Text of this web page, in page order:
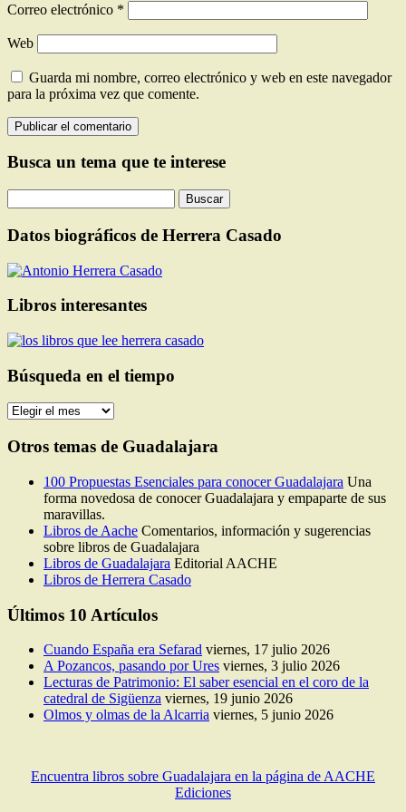
Correo electrónico *
Web
Guarda mi nombre, correo electrónico y web en este navegador
para la próxima vez que comente.
Busca un tema que te interese
Datos biográficos de Herrera Casado
Libros interesantes
Búsqueda en el tiempo
Búsqueda
el
Otros temas de Guadalajara
100 Propuestas Esenciales para conocer Guadalajara Una
forma novedosa de conocer Guadalajara y empaparte de sus
maravillas.
Libros de Aache Comentarios, información y sugerencias
sobre libros de Guadalajara
Libros de Guadalajara Editorial AACHE
Libros de Herrera Casado
Últimos 10 Artículos
Cuando España era Sefarad viernes, 17 julio 2026
A Pozancos, pasando por Ures viernes, 3 julio 2026
Lecturas de Patrimonio: El saber esencial en el coro de la
catedral de Sigüenza viernes, 19 junio 2026
Olmos y olmas de la Alcarria viernes, 5 junio 2026
Encuentra libros sobre Guadalajara en la página de AACHE
Ediciones